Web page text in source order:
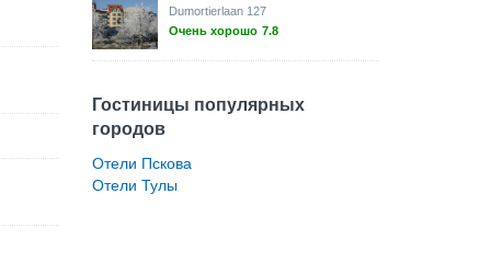
Dumortierlaan 127
Очень хорошо 7.8
Гостиницы популярных
городов
Отели Пскова
Отели Тулы